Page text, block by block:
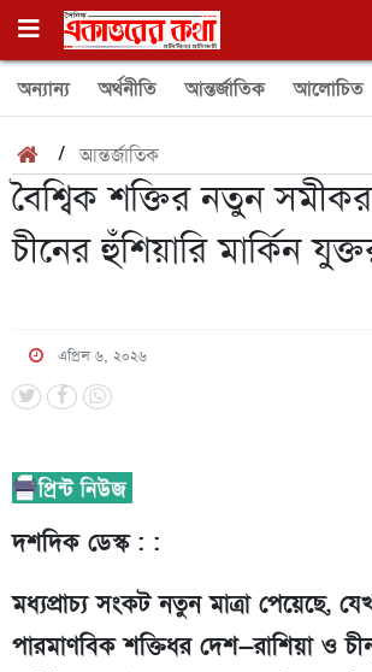
অন্যান্য অর্থনীতি আন্তর্জাতিক আলোচিত
/আন্তর্জাতিক
বৈশ্বিক শক্তির নতুন
চীনের হুঁশিয়ারি মার্কিন
এপ্রিল ৬, ২০২৬
দশদিক ডেস্ক : :
মধ্যপ্রাচ্য সংকট নতুন মাত্রা পেয়েছে,
পারমাণবিক শক্তিধর দেশ—রাশিয়া ও